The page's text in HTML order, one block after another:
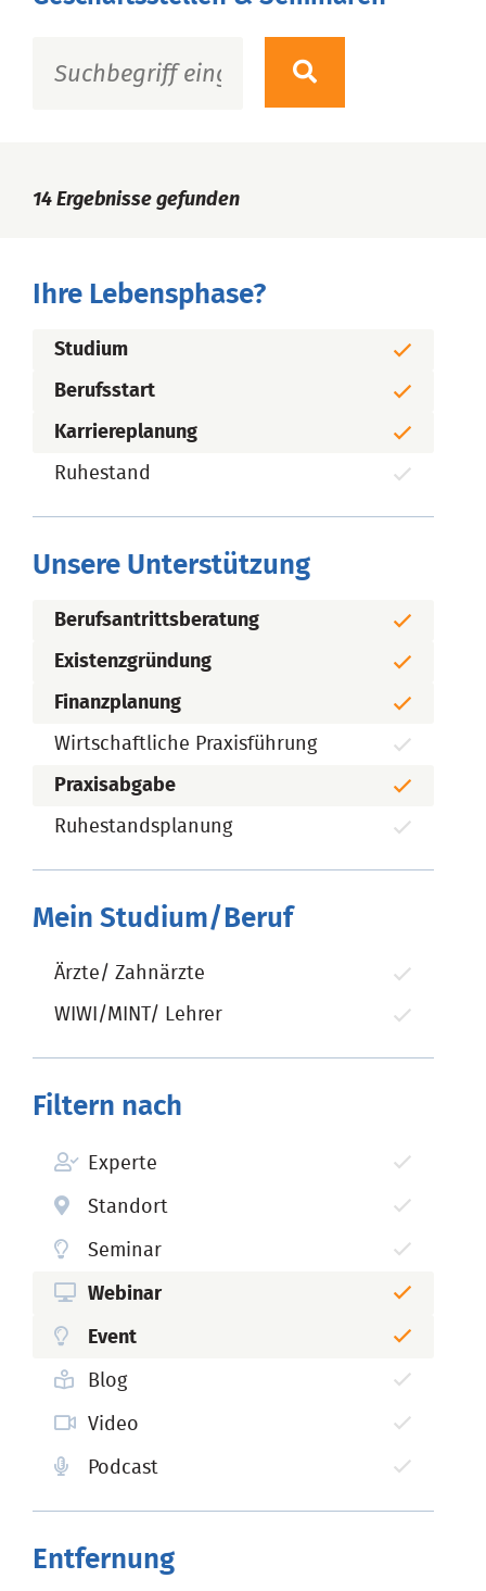
14 Ergebnisse gefunden
Ihre Lebensphase?
Studium
Berufsstart
Karriereplanung
Ruhestand
Unsere Unterstützung
Berufsantrittsberatung
Existenzgründung
Finanzplanung
Wirtschaftliche Praxisführung
Praxisabgabe
Ruhestandsplanung
Mein Studium/Beruf
Ärzte/ Zahnärzte
WIWI/MINT/ Lehrer
Filtern nach
Experte
Standort
Seminar
Webinar
Event
Blog
Video
Podcast
Entfernung